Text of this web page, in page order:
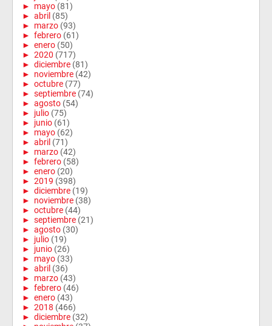
► mayo (81)
► abril (85)
► marzo (93)
► febrero (61)
► enero (50)
► 2020 (717)
► diciembre (81)
► noviembre (42)
► octubre (77)
► septiembre (74)
► agosto (54)
► julio (75)
► junio (61)
► mayo (62)
► abril (71)
► marzo (42)
► febrero (58)
► enero (20)
► 2019 (398)
► diciembre (19)
► noviembre (38)
► octubre (44)
► septiembre (21)
► agosto (30)
► julio (19)
► junio (26)
► mayo (33)
► abril (36)
► marzo (43)
► febrero (46)
► enero (43)
► 2018 (466)
► diciembre (32)